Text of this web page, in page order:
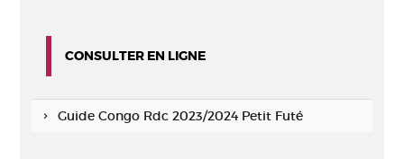
CONSULTER EN LIGNE
Guide Congo Rdc 2023/2024 Petit Futé